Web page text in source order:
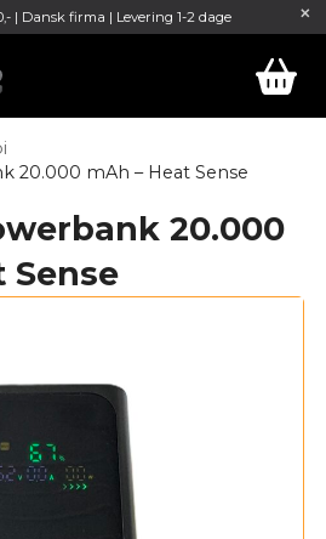
| Dansk firma | Levering 1-2 dage
20.000 mAh – Heat Sense
20.000
Sense